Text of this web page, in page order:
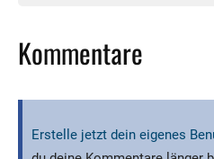
Kommentare
Erstelle jetzt dein eigenes